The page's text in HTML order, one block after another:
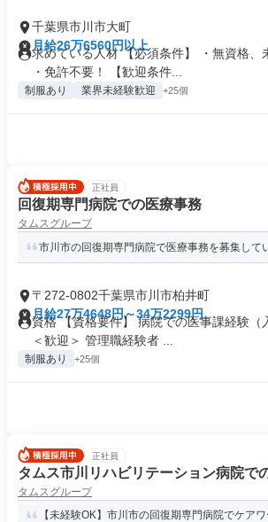
千葉県市川市大町
月給26万6560円以上
求めている人材 【必須条件】 ・無資格、
・免許不要！ 【歓迎条件...
制服あり 業界未経験歓迎 +25個
正社員
回復期専門病院での医療事務
タムスグループ
市川市の回復期専門病院で医療事務を募集して
〒272-0802千葉県市川市柏井町
月給27万4648円～34万2299円
資格 【資格要件】 病院での医事課経験（
＜歓迎＞ 管理職経験者 ...
制服あり +25個
正社員
タムス市川リハビリテーション病院で
タムスグループ
【未経験OK】市川市の回復期専門病院でケア